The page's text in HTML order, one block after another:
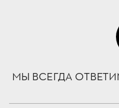
МЫ ВСЕГДА